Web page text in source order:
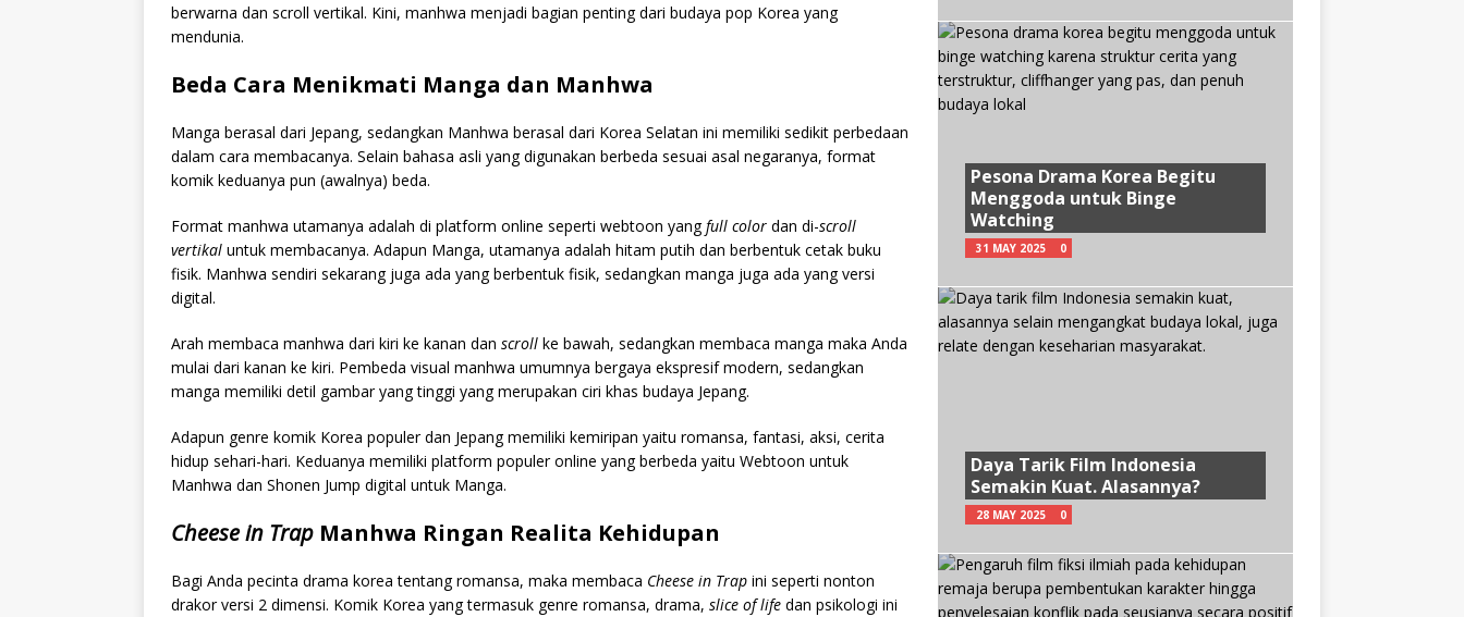
berwarna dan scroll vertikal. Kini, manhwa menjadi bagian penting dari budaya pop Korea yang
mendunia.
Beda Cara Menikmati Manga dan Manhwa
Manga berasal dari Jepang, sedangkan Manhwa berasal dari Korea Selatan ini memiliki sedikit perbedaan
dalam cara membacanya. Selain bahasa asli yang digunakan berbeda sesuai asal negaranya, format
komik keduanya pun (awalnya) beda.
Format manhwa utamanya adalah di platform online seperti webtoon yangfull color dan di-scroll
vertikal untuk membacanya. Adapun Manga, utamanya adalah hitam putih dan berbentuk cetak buku
fisik. Manhwa sendiri sekarang juga ada yang berbentuk fisik, sedangkan manga juga ada yang versi
digital.
Arah membaca manhwa dari kiri ke kanan dan scroll ke bawah, sedangkan membaca manga maka Anda
mulai dari kanan ke kiri. Pembeda visual manhwa umumnya bergaya ekspresif modern, sedangkan
manga memiliki detil gambar yang tinggi yang merupakan ciri khas budaya Jepang.
Adapun genre komik Korea populer dan Jepang memiliki kemiripan yaitu romansa, fantasi, aksi, cerita
hidup sehari-hari. Keduanya memiliki platform populer online yang berbeda yaitu Webtoon untuk
Manhwa dan Shonen Jump digital untuk Manga.
Cheese in Trap Manhwa Ringan Realita Kehidupan
Bagi Anda pecinta drama korea tentang romansa, maka membaca Cheese in Trap ini seperti nonton
drakor versi 2 dimensi. Komik Korea yang termasuk genre romansa, drama, slice of life dan psikologi ini
Pesona Drama Korea Begitu
Menggoda untuk Binge
Watching
31 MAY 2025 0
Daya Tarik Film Indonesia
Semakin Kuat. Alasannya?
28 MAY 2025 0